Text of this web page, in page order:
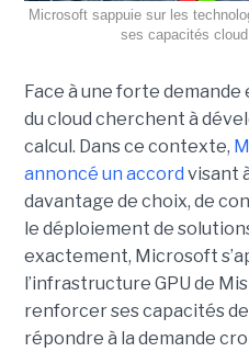
Microsoft sappuie sur les
ses capacités
Face à une forte
du cloud cherchent à
calcul. Dans ce contexte,
annoncé un accord visant
davantage de choix, de
le déploiement de
exactement, Microsoft
l’infrastructure GPU de
renforcer ses capacités de
répondre à la demande